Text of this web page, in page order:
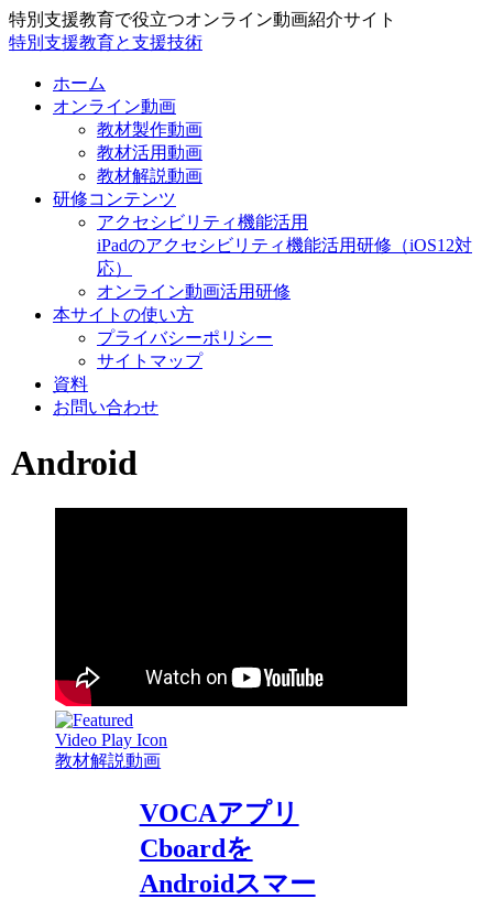
特別支援教育で役立つオンライン動画紹介サイト
特別支援教育と支援技術
ホーム
オンライン動画
教材製作動画
教材活用動画
教材解説動画
研修コンテンツ
アクセシビリティ機能活用
iPadのアクセシビリティ機能活用研修（iOS12対
応）
オンライン動画活用研修
本サイトの使い方
プライバシーポリシー
サイトマップ
資料
お問い合わせ
Android
教材解説動画
VOCAアプリ
Cboardを
Androidスマー